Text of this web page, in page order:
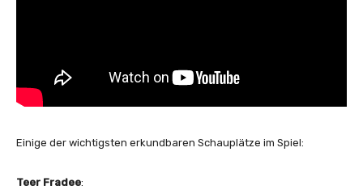
Einige der wichtigsten erkundbaren Schauplätze im Spiel:
Teer Fradee: